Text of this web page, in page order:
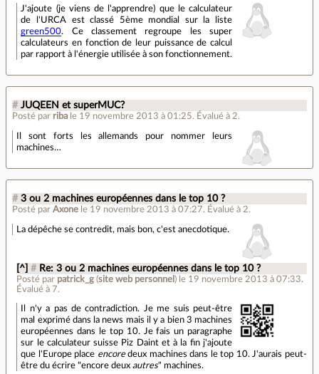
J'ajoute (je viens de l'apprendre) que le calculateur
de l'URCA est classé 5ème mondial sur la liste
green500. Ce classement regroupe les super
calculateurs en fonction de leur puissance de calcul
par rapport à l'énergie utilisée à son fonctionnement.
# JUQEEN et superMUC?
Posté par riba le 19 novembre 2013 à 01:25. Évalué à 2.
Il sont forts les allemands pour nommer leurs
machines…
# 3 ou 2 machines européennes dans le top 10 ?
Posté par Axone le 19 novembre 2013 à 07:27. Évalué à 2.
La dépêche se contredit, mais bon, c'est anecdotique.
[^] # Re: 3 ou 2 machines européennes dans le top 10 ?
Posté par patrick_g (site web personnel ) le 19 novembre 2013 à 07:33.
Évalué à7.
Il n'y a pas de contradiction. Je me suis peut-être
mal exprimé dans la news mais il y a bien 3 machines
européennes dans le top 10. Je fais un paragraphe
sur le calculateur suisse Piz Daint et à la fin j'ajoute
que l'Europe place encoredeux machines dans le top 10. J'aurais peut-
être du écrire "encore deuxautres" machines.